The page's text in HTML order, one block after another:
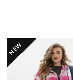
NEW